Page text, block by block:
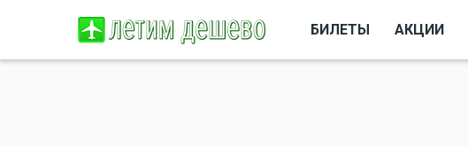
БИЛЕТЫ АКЦИИ